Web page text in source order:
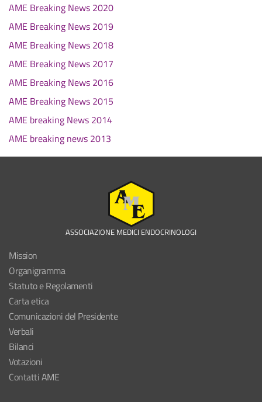
AME Breaking News 2020
AME Breaking News 2019
AME Breaking News 2018
AME Breaking News 2017
AME Breaking News 2016
AME Breaking News 2015
AME breaking News 2014
AME breaking news 2013
ASSOCIAZIONE MEDICI ENDOCRINOLOGI
Mission
Organigramma
Statuto e Regolamenti
Carta etica
Comunicazioni del Presidente
Verbali
Bilanci
Votazioni
Contatti AME